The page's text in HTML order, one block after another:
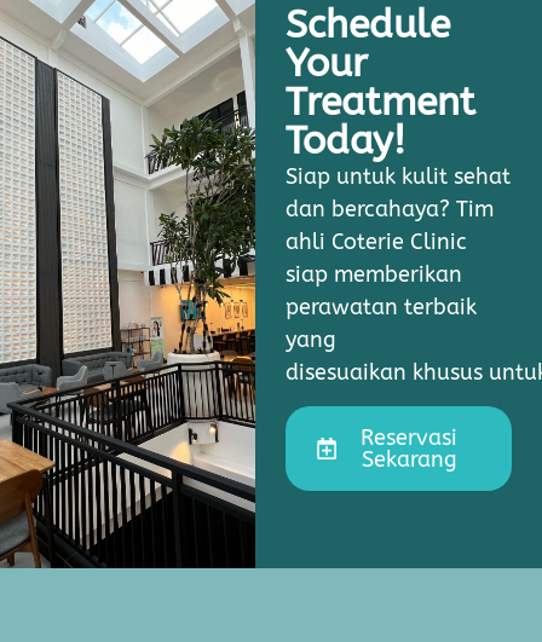
Schedule
Your
Treatment
Today!
Siap untuk kulit sehat
dan bercahaya? Tim
ahli Coterie Clinic
siap memberikan
perawatan terbaik
yang
disesuaikan khusus
Reservasi
Sekarang